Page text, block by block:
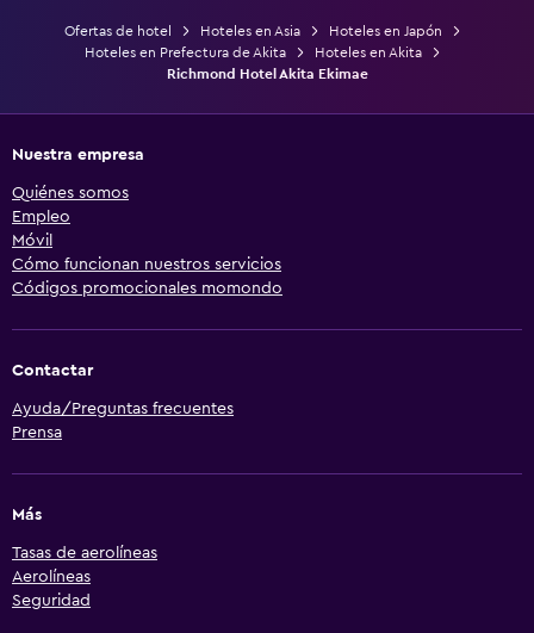
Ofertas de hotel Hoteles en Asia
Hoteles en Japón
Hoteles en Prefectura de Akita
Hoteles en Akita
Richmond Hotel Akita Ekimae
Nuestra empresa
Quiénes somos
Empleo
Móvil
Cómo funcionan nuestros servicios
Códigos promocionales momondo
Contactar
Ayuda/Preguntas frecuentes
Prensa
Más
Tasas de aerolíneas
Aerolíneas
Seguridad